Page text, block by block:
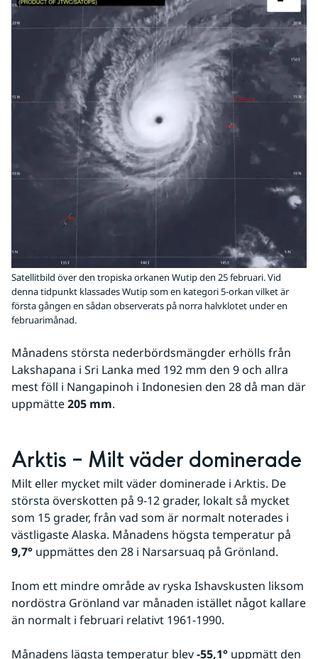
Satellitbild över den tropiska orkanen Wutip den 25 februari. Vid
denna tidpunkt klassades Wutip som en kategori 5-orkan vilket är
första gången en sådan observerats på norra halvklotet under en
februarimånad.
Månadens största nederbördsmängder erhölls från
Lakshapana i Sri Lanka med 192 mm den 9 och allra
mest föll i Nangapinoh i Indonesien den 28 då man där
uppmätte 205 mm.
Arktis – Milt väder dominerade
Milt eller mycket milt väder dominerade i Arktis. De
största överskotten på 9-12 grader, lokalt så mycket
som 15 grader, från vad som är normalt noterades i
9,7° uppmättes den 28 i Narsarsuaq på Grönland.
Inom ett mindre område av ryska Ishavskusten liksom
nordöstra Grönland var månaden istället något kallare
än normalt i februari relativt 1961-1990.
Månadens lägsta temperatur blev -55,1° uppmätt den